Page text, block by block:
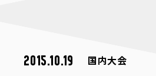
2015.10.19 国内大会